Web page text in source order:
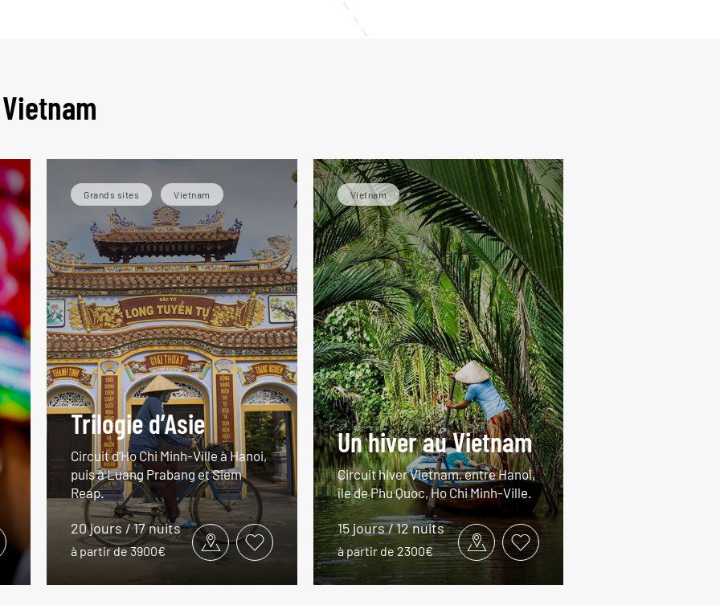
Grands sites Vietnam
Trilogie d’Asie
Circuit d’Ho Chi Minh-Ville à Hanoi,
puis à Luang Prabang et Siem
Reap.
20 jours / 17 nuits
à partir de 3900€
Vietnam
Un hiver au Vietnam
Circuit hiver Vietnam, entre Hanoi,
île de Phu Quoc, Ho Chi Minh-Ville.
15 jours / 12 nuits
à partir de 2300€